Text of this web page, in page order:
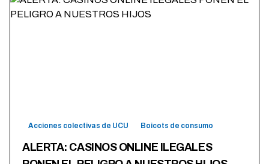
Acciones colectivas de UCU Boicots de consumo
ALERTA: CASINOS ONLINE ILEGALES